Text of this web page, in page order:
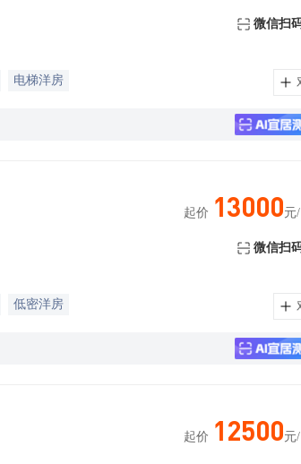
电梯洋房
微信扫
低密洋房
起价 13000元
微信扫
起价 12500元